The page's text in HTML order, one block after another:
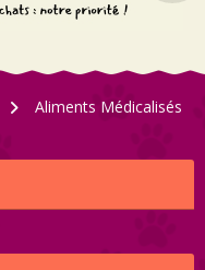
>
Aliments Médicalisés